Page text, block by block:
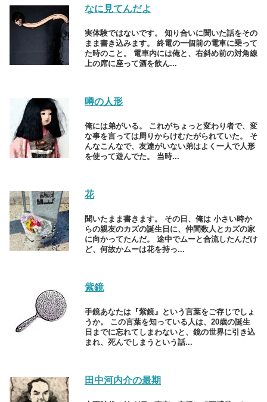
なに見てんだよ
実体験ではないです。 知り合いに聞いた話をその
まま書き込みます。 終電の一個前の電車に乗って
た時のこと。 電車内には俺と、右斜め前の対角線
上の席に座って酒を飲ん...
噂の人形
俺には弟がいる。 これがちょっと変わり者で、変
な事を言っては周りからけむたがられていた。 そ
んなこんなで、友達がいない弟はよく一人で人形
を使って遊んでた。 当時...
花
聞いたまま書きます。 その日、俺は 小さい時か
らの親友のカズの誕生日に、仲間数人とカズの家
に向かってたんだ。 途中でムーと合流したんだけ
ど、何故かムーは花を持っ...
紫鏡
手鏡あなたは『紫鏡』という言葉をご存じでしょ
うか。 この言葉を知っている人は、20歳の誕生
日までに忘れてしまわないと、鏡の世界に引き込
まれ、死んでしまうという話...
田中河内介の最期